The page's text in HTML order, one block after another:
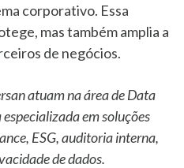
corporativo. Essa
mas também amplia a
de negócios.
atuam na área de Data
em soluções
ESG, auditoria interna,
de dados.